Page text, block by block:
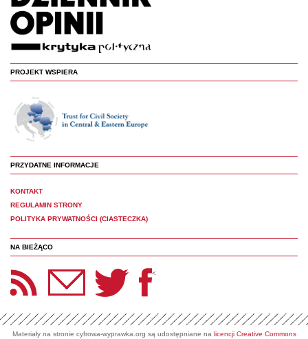
PROJEKT WSPIERA
PRZYDATNE INFORMACJE
KONTAKT
REGULAMIN STRONY
POLITYKA PRYWATNOŚCI (CIASTECZKA)
NA BIEŻĄCO
Panoptyka Facebook <
Materiały na stronie cyfrowa-wyprawka.org są udostępniane na licencji Creative Commons